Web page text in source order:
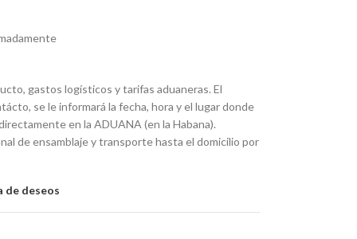
gastos logísticos y tarifas aduaneras. El
se le informará la fecha, hora y el lugar donde
en la ADUANA (en la Habana).
de ensamblaje y transporte hasta el domicilio por
de deseos